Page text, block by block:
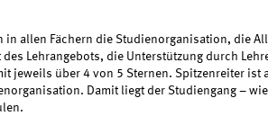
in allen Fächern die Studienorganisation, die
Lehrangebots, die Unterstützung durch
jeweils über 4 von 5 Sternen. Spitzenreiter
Damit liegt der Studiengang –